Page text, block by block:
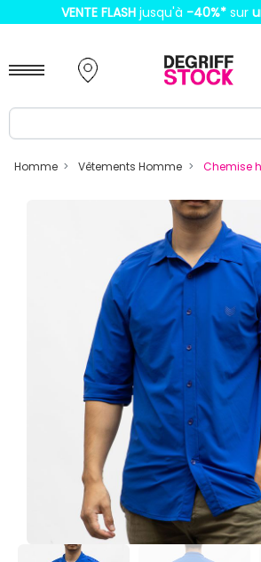
VENTE FLASH jusqu'à -40%* sur
Homme Vêtements Homme Chemise